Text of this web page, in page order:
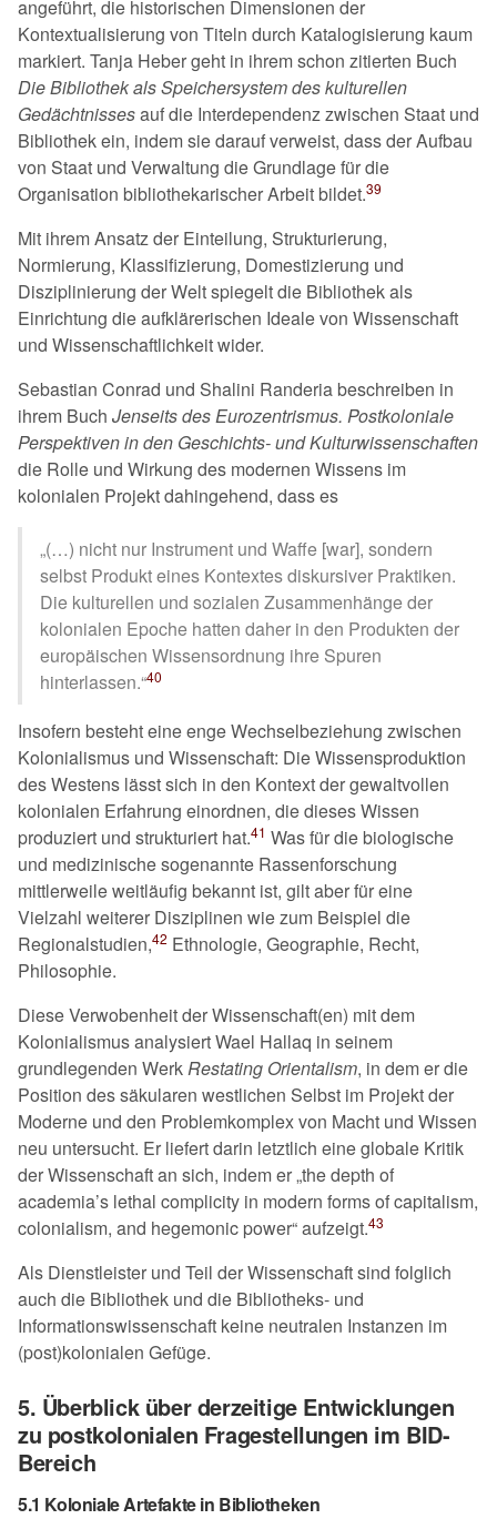
angeführt, die historischen Dimensionen der
Kontextualisierung von Titeln durch Katalogisierung kaum
markiert. Tanja Heber geht in ihrem schon zitierten Buch
Die Bibliothek als Speichersystem des kulturellen
Gedächtnissesauf die Interdependenz zwischen Staat und
Bibliothek ein, indem sie darauf verweist, dass der Aufbau
von Staat und Verwaltung die Grundlage für die
Organisation bibliothekarischer Arbeit bildet.39
Mit ihrem Ansatz der Einteilung, Strukturierung,
Normierung, Klassifizierung, Domestizierung und
Disziplinierung der Welt spiegelt die Bibliothek als
Einrichtung die aufklärerischen Ideale von Wissenschaft
und Wissenschaftlichkeit wider.
Sebastian Conrad und Shalini Randeria beschreiben in
ihrem Buch Jenseits des Eurozentrismus. Postkoloniale
Perspektiven in den Geschichts- und Kulturwissenschaften
die Rolle und Wirkung des modernen Wissens im
kolonialen Projekt dahingehend, dass es
(…) nicht nur Instrument und Waffe [war], sondern
selbst Produkt eines Kontextes diskursiver Praktiken.
Die kulturellen und sozialen Zusammenhänge der
kolonialen Epoche hatten daher in den Produkten der
europäischen Wissensordnung ihre Spuren
hinterlassen. 40
Insofern besteht eine enge Wechselbeziehung zwischen
Kolonialismus und Wissenschaft: Die Wissensproduktion
des Westens lässt sich in den Kontext der gewaltvollen
kolonialen Erfahrung einordnen, die dieses Wissen
produziert und strukturiert hat.41 Was für die biologische
und medizinische sogenannte Rassenforschung
mittlerweile weitläufig bekannt ist, gilt aber für eine
Vielzahl weiterer Disziplinen wie zum Beispiel die
Regionalstudien,42 Ethnologie, Geographie, Recht,
Philosophie.
Diese Verwobenheit der Wissenschaft(en) mit dem
Kolonialismus analysiert Wael Hallaq in seinem
grundlegenden WerkRestating Orientalism, in dem er die
Position des säkularen westlichen Selbst im Projekt der
Moderne und den Problemkomplex von Macht und Wissen
neu untersucht. Er liefert darin letztlich eine globale Kritik
der Wissenschaft an sich, indem er the depth of
academia’s lethal complicity in modern forms of capitalism,
colonialism, and hegemonic power aufzeigt.43
Als Dienstleister und Teil der Wissenschaft sind folglich
auch die Bibliothek und die Bibliotheks- und
Informationswissenschaft keine neutralen Instanzen im
(post)kolonialen Gefüge.
5. Überblick über derzeitige Entwicklungen
zu postkolonialen Fragestellungen im BID-
Bereich
5.1 Koloniale Artefakte in Bibliotheken